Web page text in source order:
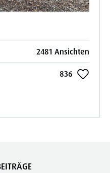
2481 Ansichten
836